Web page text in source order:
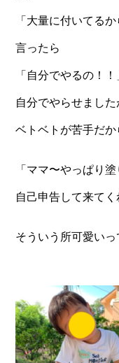
「大量に付いてる
言ったら
「自分でやるの！
自分でやらせました
ベトベトが苦手だか
「ママ〜やっぱり
自己申告して来てく
そういう所可愛い